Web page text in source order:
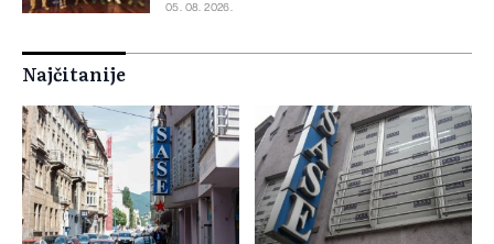
05. 08. 2026.
Najčitanije